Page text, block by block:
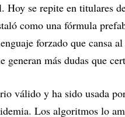
se repite en titulares
como una fórmula
forzado que cansa
generan más dudas que
válido y ha sido usada
Los algoritmos lo